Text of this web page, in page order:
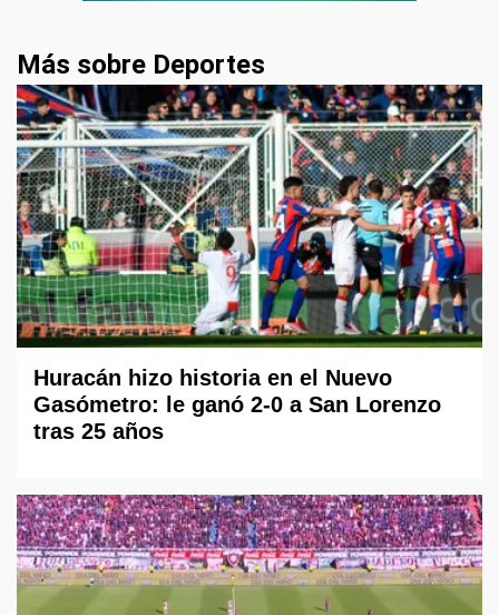
Más sobre Deportes
Huracán hizo historia en el Nuevo
Gasómetro: le ganó 2-0 a San Lorenzo
tras 25 años